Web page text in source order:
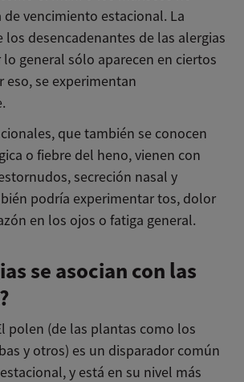
vencimiento estacional. La
los desencadenantes de las alergias
general sólo aparecen en ciertos
eso, se experimentan
que también se conocen
o fiebre del heno, vienen con
secreción nasal y
podría experimentar tos, dolor
en los ojos o fatiga general.
se asocian con las
polen (de las plantas como los
y otros) es un disparador común
y está en su nivel más